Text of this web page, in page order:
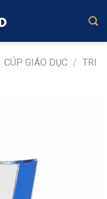
CÚP GIÁO DỤC / TRI